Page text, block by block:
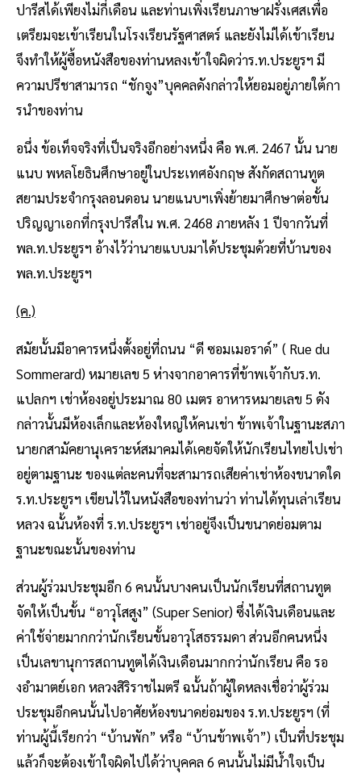
ปารีสได้เพียงไม่กี่เดือน และท่านเพิ่งเรียนภาษาฝรั่งเศสเพื่อ
เตรียมจะเข้าเรียนในโรงเรียนรัฐศาสตร์ และยังไม่ได้เข้าเรียน
จึงทําให้ผู้ซื้อหนังสือของท่านหลงเข้าใจผิดว่าร.ท.ประยูรฯ มี
ความปรีชาสามารถ “ชักจูง”บุคคลดังกล่าวให้ยอมอยู่ภายใต้กา
รนําของท่าน
อนึ่ง ข้อเท็จจริงที่เป็นจริงอีกอย่างหนึ่ง คือ พ.ศ. 2467 นั้น นาย
แนบ พหลโยธินศึกษาอยู่ในประเทศอังกฤษ สังกัดสถานทูต
สยามประจํากรุงลอนดอน นายแนบฯเพิ่งย้ายมาศึกษาต่อขั้น
ปริญญาเอกที่กรุงปารีสใน พ.ศ. 2468 ภายหลัง 1 ปีจากวันที่
พล.ท.ประยูรฯ อ้างไว้ว่านายแบบมาได้ประชุมด้วยที่บ้านของ
พล.ท.ประยูรฯ
(ค.)
สมัยนั้นมีอาคารหนึ่งตั้งอยู่ที่ถนน “ดี ซอมเมอราด์” ( Rue du
Sommerard) หมายเลข 5 ห่างจากอาคารที่ข้าพเจ้ากับร.ท.
แปลกฯ เช่าห้องอยู่ประมาณ 80 เมตร อาหารหมายเลข 5 ดัง
กล่าวนั้นมีห้องเล็กและห้องใหญ่ให้คนเช่า ข้าพเจ้าในฐานะสภา
นายกสามัคยานุเคราะห์สมาคมได้เคยจัดให้นักเรียนไทยไปเช่า
อยู่ตามฐานะ ของแต่ละคนที่จะสามารถเสียค่าเช่าห้องขนาดใด
ร.ท.ประยูรฯ เขียนไว้ในหนังสือของท่านว่า ท่านได้ทุนเล่าเรียน
หลวง ฉนั้นห้องที่ ร.ท.ประยูรฯ เช่าอยู่จึงเป็นขนาดย่อมตาม
ฐานะขณะนั้นของท่าน
ส่วนผู้ร่วมประชุมอีก 6 คนนั้นบางคนเป็นนักเรียนที่สถานทูต
จัดให้เป็นขั้น “อาวุโสสูง” (Super Senior) ซึ่งได้เงินเดือนและ
ค่าใช้จ่ายมากกว่านักเรียนขั้นอาวุโสธรรมดา ส่วนอีกคนหนึ่ง
เป็นเลขานุการสถานทูตได้เงินเดือนมากกว่านักเรียน คือ รอ
งอํามาตย์เอก หลวงสิริราชไมตรี ฉนั้นถ้าผู้ใดหลงเชื่อว่าผู้ร่วม
ประชุมอีกคนนั้นไปอาศัยห้องขนาดย่อมของ ร.ท.ประยูรฯ (ที่
ท่านผู้นี้เรียกว่า “บ้านพัก” หรือ “บ้านข้าพเจ้า”) เป็นที่ประชุม
แล้วก็จะต้องเข้าใจผิดไปได้ว่าบุคคล 6 คนนั้นไม่มีน้ําใจเป็น